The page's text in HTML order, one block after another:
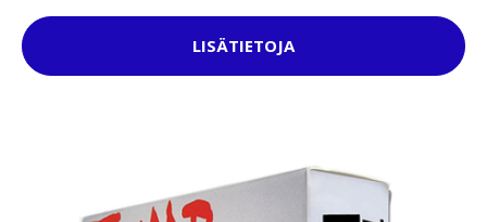
LISÄTIETOJA